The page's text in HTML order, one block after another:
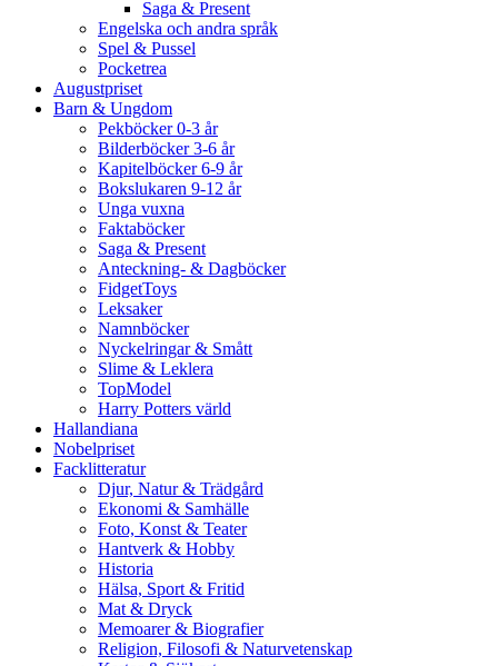
Saga & Present
Engelska och andra språk
Spel & Pussel
Pocketrea
Augustpriset
Barn & Ungdom
Pekböcker 0-3 år
Bilderböcker 3-6 år
Kapitelböcker 6-9 år
Bokslukaren 9-12 år
Unga vuxna
Faktaböcker
Saga & Present
Anteckning- & Dagböcker
FidgetToys
Leksaker
Namnböcker
Nyckelringar & Smått
Slime & Leklera
TopModel
Harry Potters värld
Hallandiana
Nobelpriset
Facklitteratur
Djur, Natur & Trädgård
Ekonomi & Samhälle
Foto, Konst & Teater
Hantverk & Hobby
Historia
Hälsa, Sport & Fritid
Mat & Dryck
Memoarer & Biografier
Religion, Filosofi & Naturvetenskap